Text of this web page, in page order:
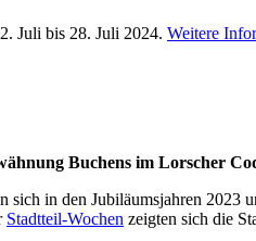
Juli bis 28. Juli 2024. Weitere
Buchens im Lorscher
sich in den Jubiläumsjahren 2023
Stadtteil-Wochen zeigten sich die